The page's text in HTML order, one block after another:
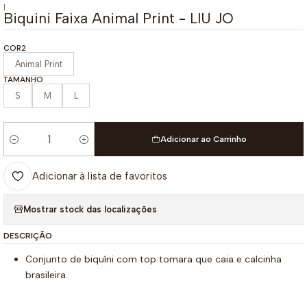
|
Biquini Faixa Animal Print - LIU JO
COR2
Animal Print
TAMANHO
S M L
Quantidade
Adicionar ao Carrinho
Adicionar à lista de favoritos
Mostrar stock das localizações
DESCRIÇÃO
Conjunto de biquíni com top tomara que caia e calcinha
brasileira.